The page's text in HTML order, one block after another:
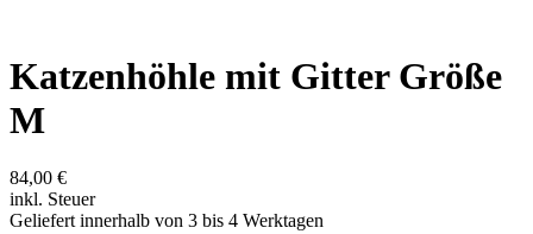
Katzenhöhle mit Gitter Größe
M
84,00 €
inkl. Steuer
Geliefert innerhalb von 3 bis 4 Werktagen